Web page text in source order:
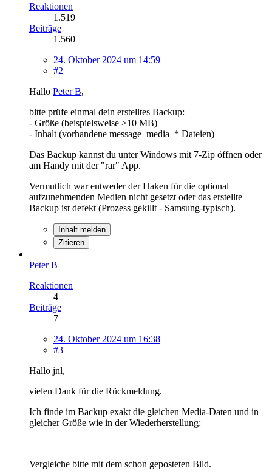
Reaktionen
1.519
Beiträge
1.560
24. Oktober 2024 um 14:59
#2
Hallo Peter B,
bitte prüfe einmal dein erstelltes Backup:
- Größe (beispielsweise >10 MB)
- Inhalt (vorhandene message_media_* Dateien)
Das Backup kannst du unter Windows mit 7-Zip öffnen oder
am Handy mit der "rar" App.
Vermutlich war entweder der Haken für die optional
aufzunehmenden Medien nicht gesetzt oder das erstellte
Backup ist defekt (Prozess gekillt - Samsung-typisch).
Inhalt melden
Zitieren
Peter B
Reaktionen
4
Beiträge
7
24. Oktober 2024 um 16:38
#3
Hallo jnl,
vielen Dank für die Rückmeldung.
Ich finde im Backup exakt die gleichen Media-Daten und in
gleicher Größe wie in der Wiederherstellung:
Vergleiche bitte mit dem schon geposteten Bild.